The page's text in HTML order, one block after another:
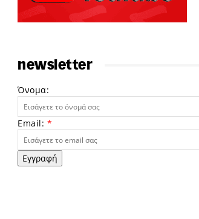
newsletter
Όνομα:
Email: *
Εγγραφή